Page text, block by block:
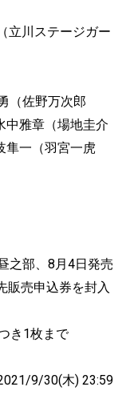
立川ステージガー
（佐野万次郎
中雅章（場地圭介
隼一（羽宮一虎
之部、8月4日発売
販売申込券を封入
き1枚まで
9/30(木) 23:59